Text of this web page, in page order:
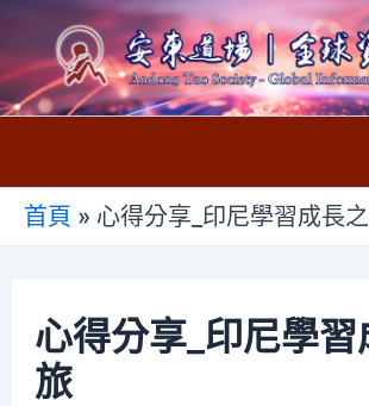
至
主
首頁 » 心得分享_印尼學習成長
心得分享_印尼學
旅